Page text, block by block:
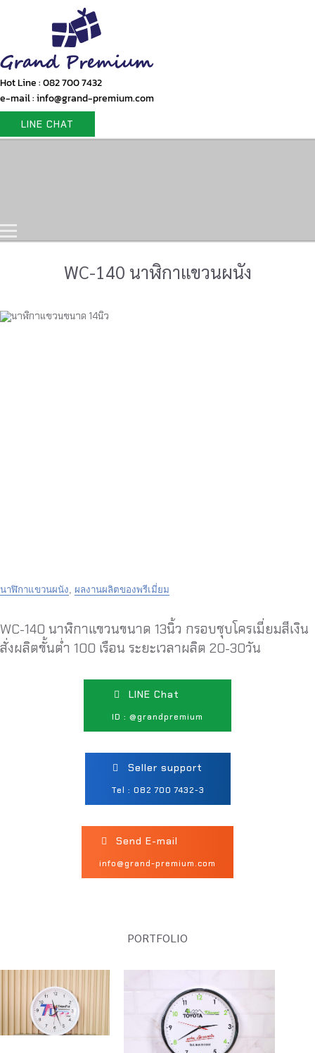
Hot Line : 082 700 7432
e-mail : info@grand-premium.com
LINE CHAT
WC-140 นาฬิกาแขวนผนัง
นาฬิกาแขวนผนัง, ผลงานผลิตของพรีเมี่ยม
WC-140 นาฬิกาแขวนขนาด 13นิ้ว กรอบชุบโครเมี่ยมสีเงิน
สั่งผลิตขั้นต่ำ 100 เรือน ระยะเวลาผลิต 20-30วัน
LINE Chat
ID : @grandpremium
Seller support
Tel : 082 700 7432-3
Send E-mail
info@grand-premium.com
PORTFOLIO
Read
more
Read more